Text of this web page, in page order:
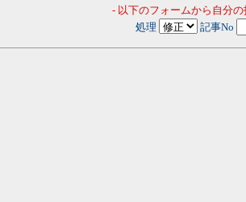
- 以下のフォームから自分
処理
記事No